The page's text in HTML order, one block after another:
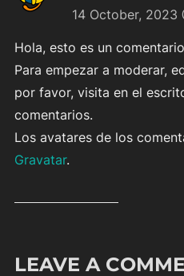
14 October, 2023
Hola, esto es un
Para empezar a moderar,
por favor, visita en el
comentarios.
Los avatares de los
Gravatar.
LEAVE A